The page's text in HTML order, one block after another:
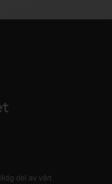
del av vårt